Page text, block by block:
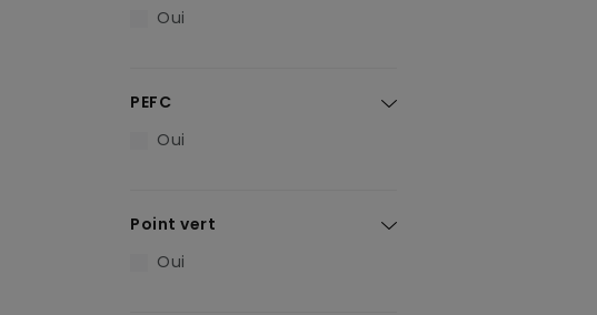
Oui
PEFC
Oui
Point vert
Oui